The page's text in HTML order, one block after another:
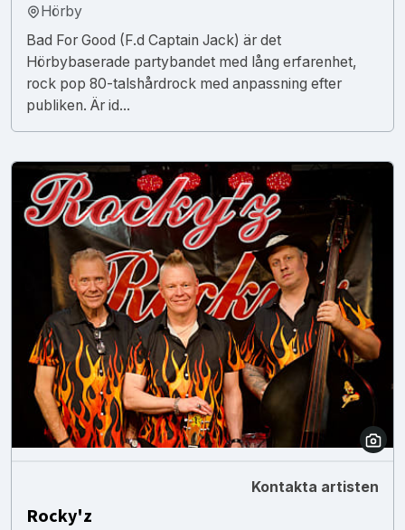
Hörby
Bad For Good (F.d Captain Jack) är det
Hörbybaserade partybandet med lång erfarenhet,
rock pop 80-talshårdrock med anpassning efter
publiken. Är id...
Kontakta artisten
Rocky'z